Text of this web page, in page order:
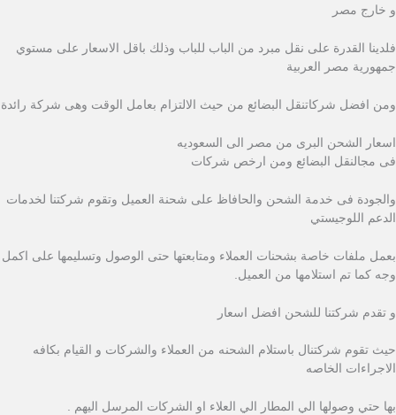
و خارج مصر
فلدينا القدرة على نقل مبرد من الباب للباب وذلك باقل الاسعار على مستوي
جمهورية مصر العربية
ومن افضل شركاتنقل البضائع من حيث الالتزام بعامل الوقت وهى شركة رائدة
اسعار الشحن البرى من مصر الى السعوديه
فى مجالنقل البضائع ومن ارخص شركات
والجودة فى خدمة الشحن والحافاظ على شحنة العميل وتقوم شركتنا لخدمات
الدعم اللوجيستي
بعمل ملفات خاصة بشحنات العملاء ومتابعتها حتى الوصول وتسليمها على اكمل
وجه كما تم استلامها من العميل.
و تقدم شركتنا للشحن افضل اسعار
حيث تقوم شركتنال باستلام الشحنه من العملاء والشركات و القيام بكافه
الاجراءات الخاصه
ِبها حتي وصولها الي المطار الي العلاء او الشركات المرسل اليهم .